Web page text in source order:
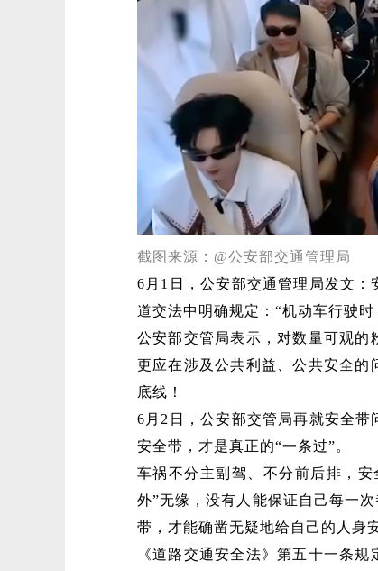
截图来源：@公安部交通管理局
6月1日，公安部交通管理局发文
道交法中明确规定：“机动车行驶
公安部交管局表示，对数量可观的
更应在涉及公共利益、公共安全的
底线！
6月2日，公安部交管局再就安全
安全带，才是真正的“一条过”。
车祸不分主副驾、不分前后排，
外”无缘，没有人能保证自己每一
带，才能确凿无疑地给自己的人身
《道路交通安全法》第五十一条